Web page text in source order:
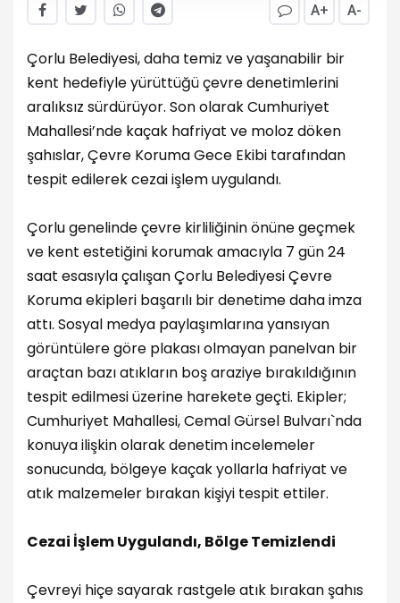
A+ A-
Çorlu Belediyesi, daha temiz ve yaşanabilir bir
kent hedefiyle yürüttüğü çevre denetimlerini
aralıksız sürdürüyor. Son olarak Cumhuriyet
Mahallesi’nde kaçak hafriyat ve moloz döken
şahıslar, Çevre Koruma Gece Ekibi tarafından
tespit edilerek cezai işlem uygulandı.
Çorlu genelinde çevre kirliliğinin önüne geçmek
ve kent estetiğini korumak amacıyla 7 gün 24
saat esasıyla çalışan Çorlu Belediyesi Çevre
Koruma ekipleri başarılı bir denetime daha imza
attı. Sosyal medya paylaşımlarına yansıyan
görüntülere göre plakası olmayan panelvan bir
araçtan bazı atıkların boş araziye bırakıldığının
tespit edilmesi üzerine harekete geçti. Ekipler;
Cumhuriyet Mahallesi, Cemal Gürsel Bulvarı`nda
konuya ilişkin olarak denetim incelemeler
sonucunda, bölgeye kaçak yollarla hafriyat ve
atık malzemeler bırakan kişiyi tespit ettiler.
Cezai İşlem Uygulandı, Bölge Temizlendi
Çevreyi hiçe sayarak rastgele atık bırakan şahıs